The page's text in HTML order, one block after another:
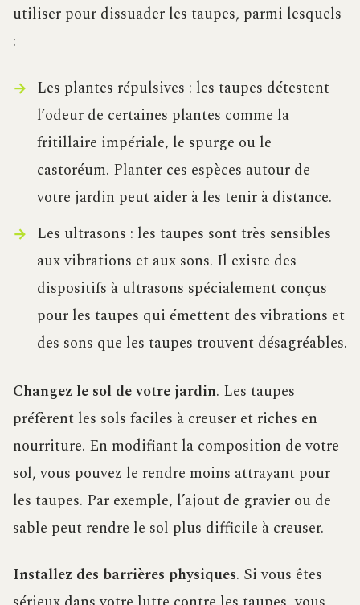
utiliser pour dissuader les taupes, parmi lesquels
:
Les plantes répulsives : les taupes détestent
l’odeur de certaines plantes comme la
fritillaire impériale, le spurge ou le
castoréum. Planter ces espèces autour de
votre jardin peut aider à les tenir à distance.
Les ultrasons : les taupes sont très sensibles
aux vibrations et aux sons. Il existe des
dispositifs à ultrasons spécialement conçus
pour les taupes qui émettent des vibrations et
des sons que les taupes trouvent désagréables.
Changez le sol de votre jardin. Les taupes
préfèrent les sols faciles à creuser et riches en
nourriture. En modifiant la composition de votre
sol, vous pouvez le rendre moins attrayant pour
les taupes. Par exemple, l’ajout de gravier ou de
sable peut rendre le sol plus difficile à creuser.
Installez des barrières physiques. Si vous êtes